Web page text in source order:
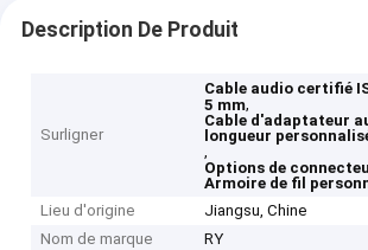
Description De Produit
Surligner
Cable audio certifié
5 mm,
Cable d'adaptateur
longueur
,
Options de
Armoire de fil
Lieu d'origine
Jiangsu, Chine
Nom de marque
RY